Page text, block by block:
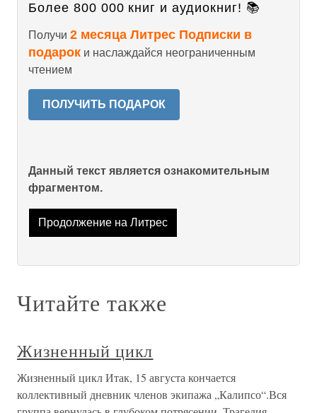
Более 800 000 книг и аудиокниг! 📚
Получи 2 месяца Литрес Подписки в
подарок и наслаждайся неограниченным
чтением
ПОЛУЧИТЬ ПОДАРОК
Данный текст является ознакомительным
фрагментом.
Продолжение на Литрес
Читайте также
Жизненный цикл
Жизненный цикл Итак, 15 августа кончается
коллективный дневник членов экипажа „Калипсо“.Вся